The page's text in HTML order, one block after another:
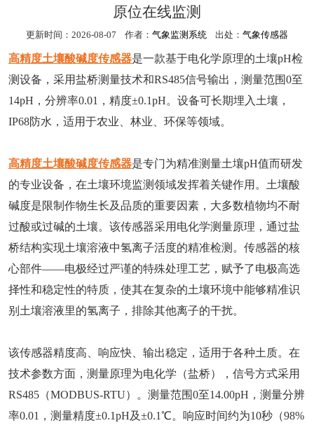
原位在线监测
更新时间：2026-08-07 作者： 气象监测系统 出处： 气象传感器
高精度土壤酸碱度传感器是一款基于电化学原理的土壤pH检
测设备，采用盐桥测量技术和RS485信号输出，测量范围0至
14pH，分辨率0.01，精度±0.1pH。设备可长期埋入土壤，
IP68防水，适用于农业、林业、环保等领域。
高精度土壤酸碱度传感器是专门为精准测量土壤pH值而研发
的专业设备，在土壤环境监测领域发挥着关键作用。土壤酸
碱度是限制作物生长及品质的重要因素，大多数植物均不耐
过酸或过碱的土壤。该传感器采用电化学测量原理，通过盐
桥结构实现土壤溶液中氢离子活度的精准检测。传感器的核
心部件——电极经过严谨的特殊处理工艺，赋予了电极高选
择性和稳定性的特质，使其在复杂的土壤环境中能够精准识
别土壤溶液里的氢离子，排除其他离子的干扰。
该传感器精度高、响应快、输出稳定，适用于各种土质。在
技术参数方面，测量原理为电化学（盐桥），信号方式采用
RS485（MODBUS-RTU）。测量范围0至14.00pH，测量分辨
率0.01，测量精度±0.1pH及±0.1℃。响应时间约为10秒（98%